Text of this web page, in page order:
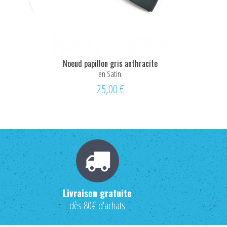
Noeud papillon gris anthracite
en Satin.
25,00 €
Livraison gratuite
dès 80€ d'achats